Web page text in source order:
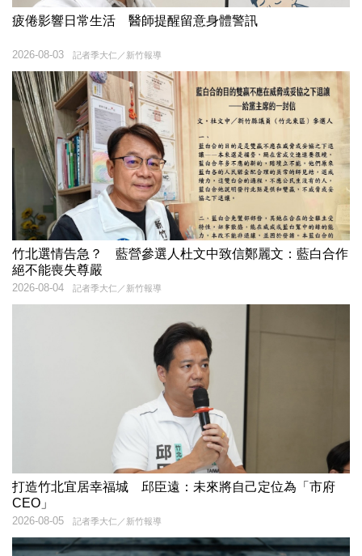
疲倦影響日常生活 醫師提醒留意身體警訊
記者季大仁／新竹報導
2026-08-03
竹北選情告急？ 藍營參選人杜文中致信鄭麗文：藍白合作
絕不能喪失尊嚴
記者季大仁／新竹報導
2026-08-04
打造竹北宜居幸福城 邱臣遠：未來將自己定位為「市府
CEO」
記者季大仁／新竹報導
2026-08-05